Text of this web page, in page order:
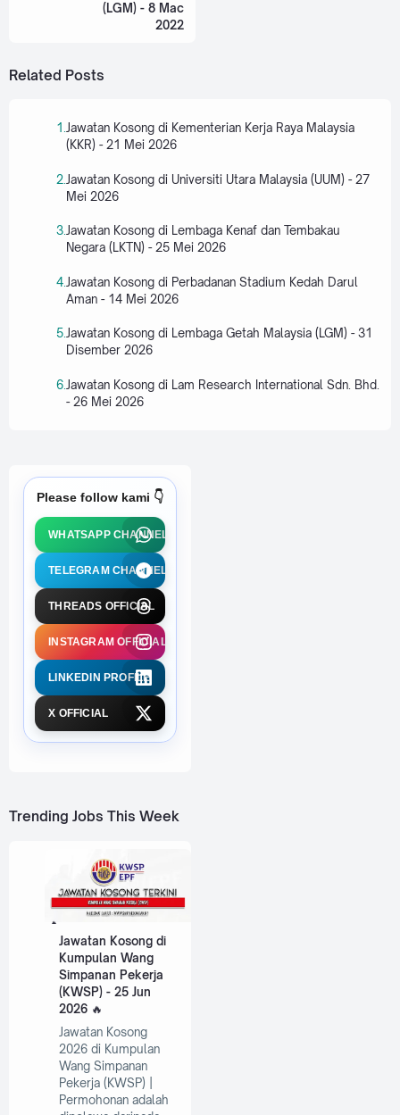
(LGM) - 8 Mac
2022
Related Posts
Jawatan Kosong di Kementerian Kerja Raya Malaysia
(KKR) - 21 Mei 2026
Jawatan Kosong di Universiti Utara Malaysia (UUM) - 27
Mei 2026
Jawatan Kosong di Lembaga Kenaf dan Tembakau
Negara (LKTN) - 25 Mei 2026
Jawatan Kosong di Perbadanan Stadium Kedah Darul
Aman - 14 Mei 2026
Jawatan Kosong di Lembaga Getah Malaysia (LGM) - 31
Disember 2026
Jawatan Kosong di Lam Research International Sdn. Bhd.
- 26 Mei 2026
Please follow kami 👇
WHATSAPP CHANNEL
TELEGRAM CHANNEL
THREADS OFFICIAL
INSTAGRAM OFFICIAL
LINKEDIN PROFILE
X OFFICIAL
Trending Jobs This Week
Jawatan Kosong di
Kumpulan Wang
Simpanan Pekerja
(KWSP) - 25 Jun
2026
Jawatan Kosong
2026 di Kumpulan
Wang Simpanan
Pekerja (KWSP) |
Permohonan adalah